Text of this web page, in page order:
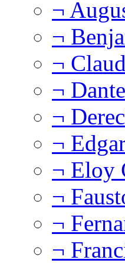
¬
¬
¬
¬
¬
¬
¬ Eloy
¬
¬
¬